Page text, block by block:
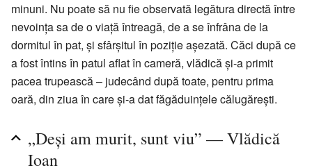
minuni. Nu poate să nu fie observată legătura directă între
nevoința sa de o viață întreagă, de a se înfrâna de la
dormitul în pat, și sfârșitul în poziție așezată. Căci după ce
a fost întins în patul aflat în cameră, vlădică și-a primit
pacea trupească – judecând după toate, pentru prima
oară, din ziua în care și-a dat făgăduințele călugărești.
„Deși am murit, sunt viu” — Vlădică
Ioan